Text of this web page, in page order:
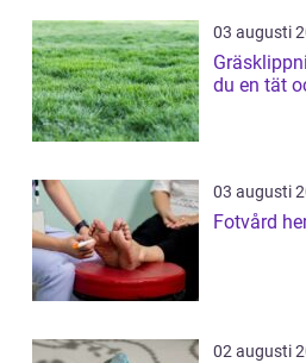
03 augusti
du en tät
03 augusti
Fotvård
02 augusti